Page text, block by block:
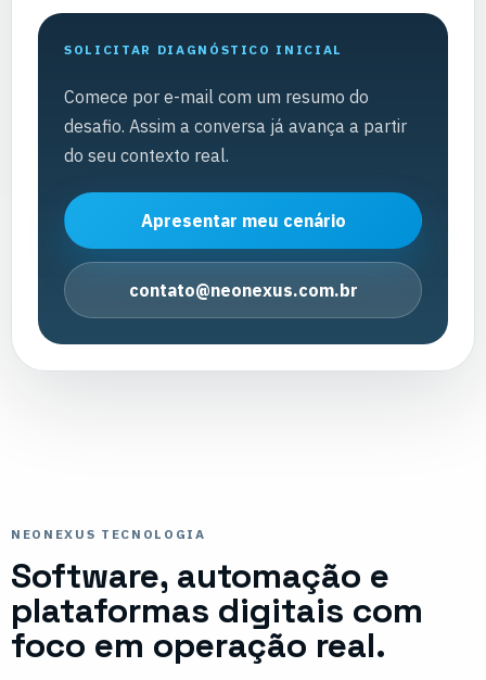
SOLICITAR DIAGNÓSTICO INICIAL
Comece por e-mail com um resumo do
desafio. Assim a conversa já avança a partir
do seu contexto real.
Apresentar meu cenário
contato@neonexus.com.br
NEONEXUS TECNOLOGIA
Software, automação e
plataformas digitais com
foco em operação real.